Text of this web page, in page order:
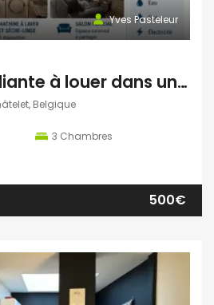
Yves Pasteleur
Chambre étudiante à louer dans une ambiance familiale – Châtelet
Belgique
3 Chambres
500€